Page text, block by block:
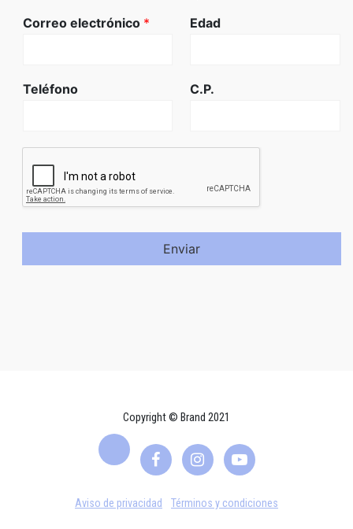
Correo electrónico * Edad
Teléfono C.P.
Enviar
Copyright © Brand 2021
Aviso de privacidad Términos y condiciones